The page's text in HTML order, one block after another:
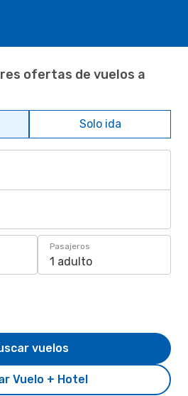
ofertas de vuelos a
Solo ida
Pasajeros
1 adulto
Vuelo + Hotel
vuelos